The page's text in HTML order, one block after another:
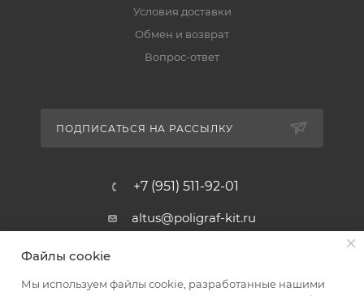
Условия доставки
Обмен и возврат
Вопрос-ответ
ПОДПИСАТЬСЯ НА РАССЫЛКУ
+7 (951) 511-92-01
altus@poligraf-kit.ru
Магазин-склад ТЦ "Альтус"
пос. Янтарный, Малое Зеленое
Файлы cookie
Мы используем файлы cookie, разработанные нашими